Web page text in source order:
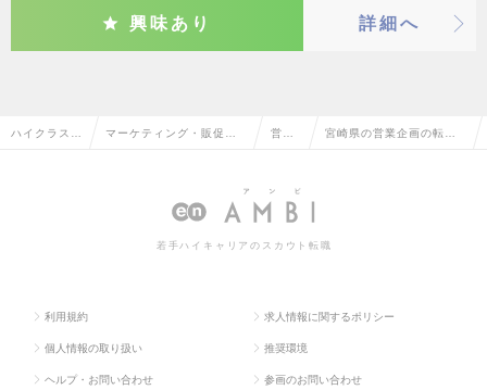
興味あり 詳細へ
ハイクラス求 マーケティング・販促企 営業 宮崎県の営業企画の転
若手ハイキャリアのスカウト転職
利用規約 求人情報に関するポリシー
個人情報の取り扱い 推奨環境
ヘルプ・お問い合わせ 参画のお問い合わせ